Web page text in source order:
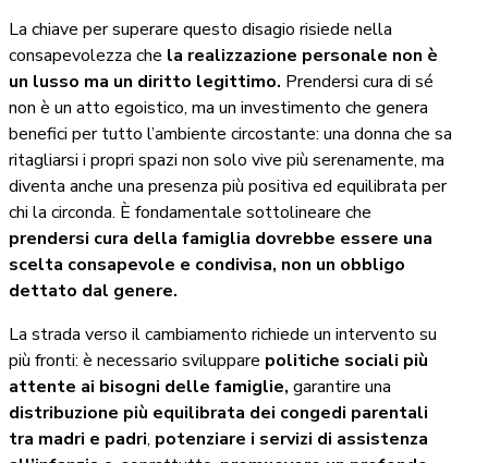
La chiave per superare questo disagio risiede nella
consapevolezza che la realizzazione personale non è
un lusso ma un diritto legittimo. Prendersi cura di sé
non è un atto egoistico, ma un investimento che genera
benefici per tutto l’ambiente circostante: una donna che sa
ritagliarsi i propri spazi non solo vive più serenamente, ma
diventa anche una presenza più positiva ed equilibrata per
chi la circonda. È fondamentale sottolineare che
prendersi cura della famiglia dovrebbe essere una
scelta consapevole e condivisa, non un obbligo
dettato dal genere.
La strada verso il cambiamento richiede un intervento su
più fronti: è necessario sviluppare politiche sociali più
attente ai bisogni delle famiglie, garantire una
distribuzione più equilibrata dei congedi parentali
tra madri e padri, potenziare i servizi di assistenza